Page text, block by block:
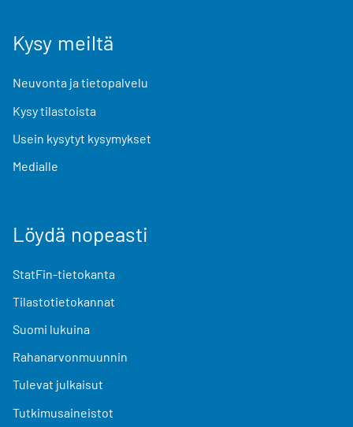
Kysy meiltä
Neuvonta ja tietopalvelu
Kysy tilastoista
Usein kysytyt kysymykset
Medialle
Löydä nopeasti
StatFin-tietokanta
Tilastotietokannat
Suomi lukuina
Rahanarvonmuunnin
Tulevat julkaisut
Tutkimusaineistot